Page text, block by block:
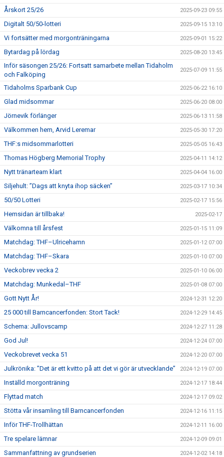
Årskort 25/26 2025-09-23 09:55
Digitalt 50/50-lotteri 2025-09-15 13:10
Vi fortsätter med morgonträningarna 2025-09-01 15:22
Bytardag på lördag 2025-08-20 13:45
Inför säsongen 25/26: Fortsatt samarbete mellan Tidaholm
och Falköping
2025-07-09 11:55
Tidaholms Sparbank Cup 2025-06-22 16:10
Glad midsommar 2025-06-20 08:00
Jörnevik förlänger 2025-06-13 11:58
Välkommen hem, Arvid Leremar 2025-05-30 17:20
THF:s midsommarlotteri 2025-05-05 16:43
Thomas Högberg Memorial Trophy 2025-04-11 14:12
Nytt tränarteam klart 2025-04-04 16:00
Siljehult: ”Dags att knyta ihop säcken” 2025-03-17 10:34
50/50 Lotteri 2025-02-17 15:56
Hemsidan är tillbaka! 2025-02-17
Välkomna till årsfest 2025-01-15 11:09
Matchdag: THF–Ulricehamn 2025-01-12 07:00
Matchdag: THF–Skara 2025-01-10 07:00
Veckobrev vecka 2 2025-01-10 06:00
Matchdag: Munkedal–THF 2025-01-08 07:00
Gott Nytt År! 2024-12-31 12:20
25 000 till Barncancerfonden: Stort Tack! 2024-12-29 14:45
Schema: Jullovscamp 2024-12-27 11:28
God Jul! 2024-12-24 07:00
Veckobrevet vecka 51 2024-12-20 07:00
Julkrönika: ”Det är ett kvitto på att det vi gör är utvecklande” 2024-12-19 07:00
Inställd morgonträning 2024-12-17 18:44
Flyttad match 2024-12-17 09:02
Stötta vår insamling till Barncancerfonden 2024-12-16 11:15
Inför THF-Trollhättan 2024-12-11 16:00
Tre spelare lämnar 2024-12-09 09:01
Sammanfattning av grundserien 2024-12-02 14:18